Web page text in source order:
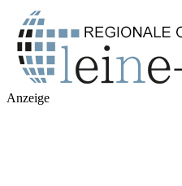
Anzeige